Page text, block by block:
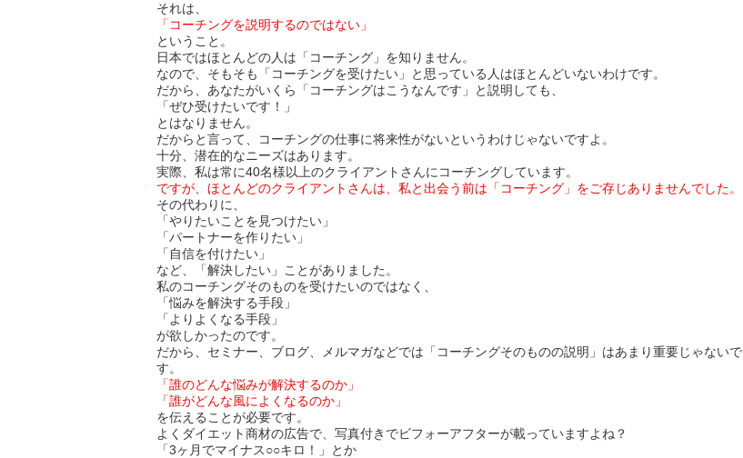
それは、
「コーチングを説明するのではない」
ということ。
日本ではほとんどの人は「コーチング」を知りません。
なので、そもそも「コーチングを受けたい」と思っている人はほとんどいないわけです。
だから、あなたがいくら「コーチングはこうなんです」と説明しても、
「ぜひ受けたいです！」
とはなりません。
だからと言って、コーチングの仕事に将来性がないというわけじゃないですよ。
十分、潜在的なニーズはあります。
実際、私は常に40名様以上のクライアントさんにコーチングしています。
ですが、ほとんどのクライアントさんは、私と出会う前は「コーチング」をご存じありませんでした。
その代わりに、
「やりたいことを見つけたい」
「パートナーを作りたい」
「自信を付けたい」
など、「解決したい」ことがありました。
私のコーチングそのものを受けたいのではなく、
「悩みを解決する手段」
「よりよくなる手段」
が欲しかったのです。
だから、セミナー、ブログ、メルマガなどでは「コーチングそのものの説明」はあまり重要じゃないで
す。
「誰のどんな悩みが解決するのか」
「誰がどんな風によくなるのか」
を伝えることが必要です。
よくダイエット商材の広告で、写真付きでビフォーアフターが載っていますよね？
「3ヶ月でマイナス○○キロ！」とか